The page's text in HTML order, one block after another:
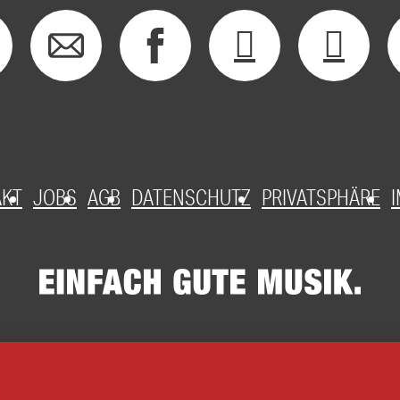
JOBS AGB DATENSCHUTZ PRIVATSPHÄRE